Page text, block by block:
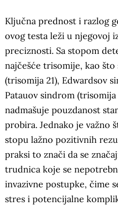
Ključna prednost i razlog
ovog testa leži u njegovoj
preciznosti. Sa stopom
najčešće trisomije, kao
(trisomija 21), Edwardsov
Patauov sindrom (trisomija
nadmašuje pouzdanost
probira. Jednako je važno
stopu lažno pozitivnih
praksi to znači da se
trudnica koje se
invazivne postupke, čime
stres i potencijalne